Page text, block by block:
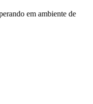
em ambiente de